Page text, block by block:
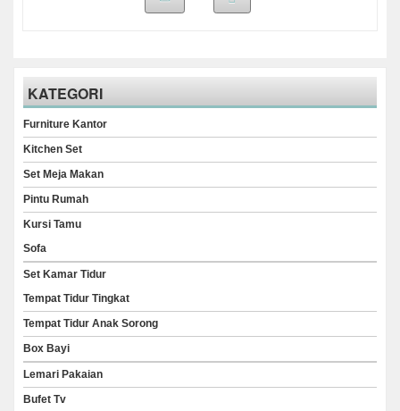
KATEGORI
Furniture Kantor
Kitchen Set
Set Meja Makan
Pintu Rumah
Kursi Tamu
Sofa
Set Kamar Tidur
Tempat Tidur Tingkat
Tempat Tidur Anak Sorong
Box Bayi
Lemari Pakaian
Bufet Tv